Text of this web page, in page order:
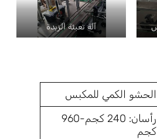
آلة تعبئة الزبدة
الحشو الكمي للمكبس
رأسان: 240 كجم-960
كجم